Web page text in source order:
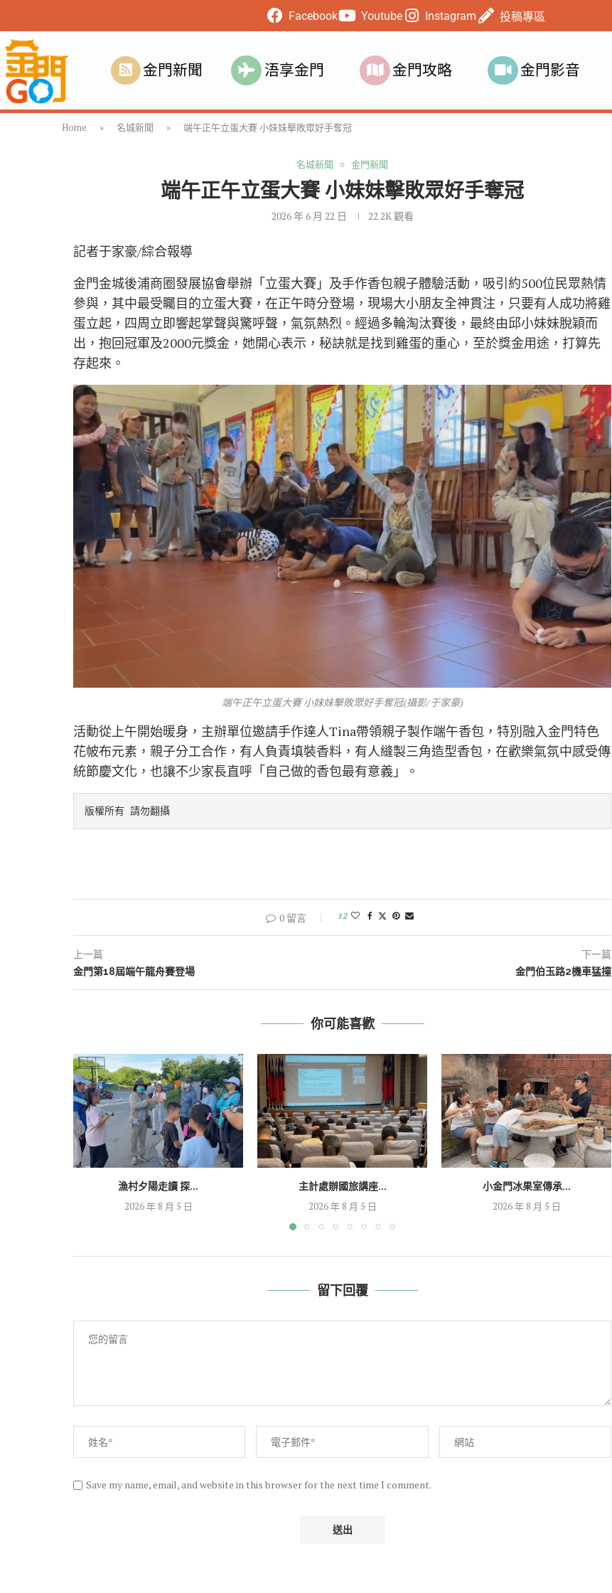
Facebook Youtube Instagram 投稿專區
金門新聞 浯享金門 金門攻略 金門影音
Home » 名城新聞 » 端午正午立蛋大賽 小妹妹擊敗眾好手奪冠
名城新聞 金門新聞
端午正午立蛋大賽 小妹妹擊敗眾好手奪冠
2026 年 6 月 22 日 22.2K觀看
記者于家豪/綜合報導
金門金城後浦商圈發展協會舉辦「立蛋大賽」及手作香包親子體驗活動，吸引約500位民眾熱情
參與，其中最受矚目的立蛋大賽，在正午時分登場，現場大小朋友全神貫注，只要有人成功將雞
蛋立起，四周立即響起掌聲與驚呼聲，氣氛熱烈。經過多輪淘汰賽後，最終由邱小妹妹脫穎而
出，抱回冠軍及2000元獎金，她開心表示，秘訣就是找到雞蛋的重心，至於獎金用途，打算先
存起來。
端午正午立蛋大賽 小妹妹擊敗眾好手奪冠(攝影/于家豪)
活動從上午開始暖身，主辦單位邀請手作達人Tina帶領親子製作端午香包，特別融入金門特色
花帔布元素，親子分工合作，有人負責填裝香料，有人縫製三角造型香包，在歡樂氣氛中感受傳
統節慶文化，也讓不少家長直呼「自己做的香包最有意義」。
版權所有 請勿翻攝
0 留言 12
上一篇
金門第18屆端午龍舟賽登場
下一篇
金門伯玉路2機車猛撞
你可能喜歡
漁村夕陽走讀 探...
2026 年 8 月 5 日
主計處辦國旅講座...
2026 年 8 月 5 日
小金門冰果室傳承...
2026 年 8 月 5 日
留下回覆
Save my name, email, and website in this browser for the next time I comment.